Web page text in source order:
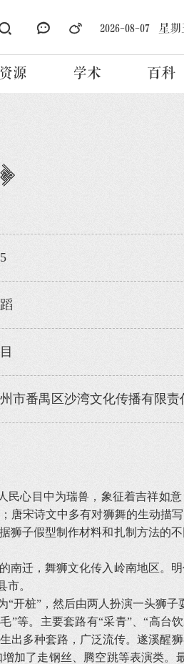
2026-08-07 星
资源 学术 百科
市番禺区沙湾文化传播有限责
心目中为瑞兽，象征着吉祥如
唐宋诗文中多有对狮舞的生动描
子假型制作材料和扎制方法的不
迁，舞狮文化传入岭南地区。
。
桩”，然后由两人扮演一头狮子
等。主要套路有“采青”、“高台
出多种套路，广泛流传。遂溪醒
加了走钢丝、腾空跳等表演类。